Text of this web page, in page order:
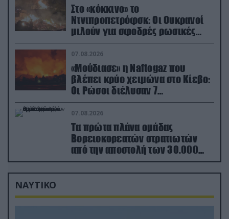
Στο «κόκκινο» το
Ντνιπροπετρόφσκ: Οι Ουκρανοί
μιλούν για σφοδρές ρωσικές
επιθέσεις σε όλη την επικράτεια
07.08.2026
«Μούδιασε» η Naftogaz που
βλέπει κρύο χειμώνα στο Κίεβο:
Οι Ρώσοι διέλυσαν 7
εγκαταστάσεις του ουκρανικού
κολοσσού!
07.08.2026
Τα πρώτα πλάνα ομάδας
Βορειοκορεατών στρατιωτών
από την αποστολή των 30.000
που έφτασαν στη Ρωσία (βίντεο)
ΝΑΥΤΙΚΟ